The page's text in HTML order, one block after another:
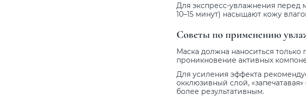
Для экспресс-увлажнения перед
10–15 минут) насыщают кожу
Советы по применению
Маска должна наноситься только
проникновение активных
Для усиления эффекта
окклюзивный слой,
более результативным.